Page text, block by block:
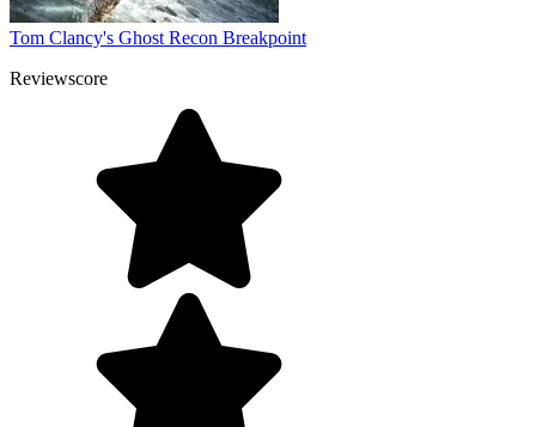
Tom Clancy's Ghost Recon Breakpoint
Reviewscore